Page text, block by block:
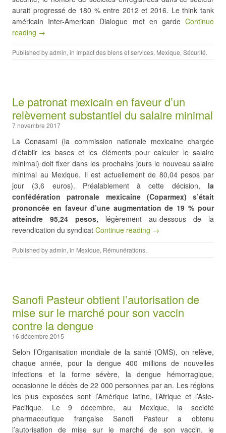
aurait progressé de 180 % entre 2012 et 2016. Le think tank
américain Inter-American Dialogue met en garde Continue
reading →
Published byadmin, in Impact des biens et services, Mexique, Sécurité.
Le patronat mexicain en faveur d’un
relèvement substantiel du salaire minimal
7 novembre 2017
La Conasami (la commission nationale mexicaine chargée
d’établir les bases et les éléments pour calculer le salaire
minimal) doit fixer dans les prochains jours le nouveau salaire
minimal au Mexique. Il est actuellement de 80,04 pesos par
jour (3,6 euros). Préalablement à cette décision, la
confédération patronale mexicaine (Coparmex) s’était
prononcée en faveur d’une augmentation de 19 % pour
atteindre 95,24 pesos, légèrement au-dessous de la
revendication du syndicat Continue reading →
Published byadmin, in Mexique, Rémunérations.
Sanofi Pasteur obtient l’autorisation de
mise sur le marché pour son vaccin
contre la dengue
16 décembre 2015
Selon l’Organisation mondiale de la santé (OMS), on relève,
chaque année, pour la dengue 400 millions de nouvelles
infections et la forme sévère, la dengue hémorragique,
occasionne le décès de 22 000 personnes par an. Les régions
les plus exposées sont l’Amérique latine, l’Afrique et l’Asie-
Pacifique. Le 9 décembre, au Mexique, la société
pharmaceutique française Sanofi Pasteur a obtenu
l’autorisation de mise sur le marché de son vaccin, le